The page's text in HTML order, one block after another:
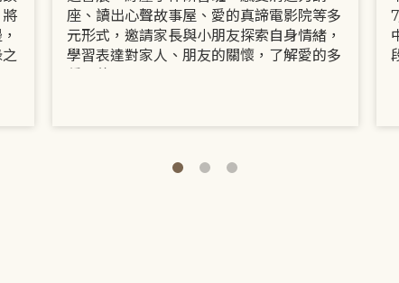
座、讀出心聲故事屋、愛的真諦電影院等多
元形式，邀請家長與小朋友探索自身情緒，
學習表達對家人、朋友的關懷，了解愛的多